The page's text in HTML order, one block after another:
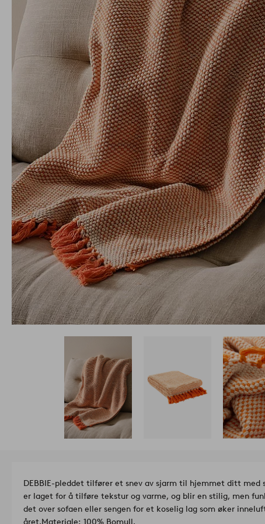
DEBBIE-pleddet tilfører et snev av sjarm til hjemmet ditt med
er laget for å tilføre tekstur og varme, og blir en stilig, men
det over sofaen eller sengen for et koselig lag som øker
året.
Materiale: 100% Bomull.